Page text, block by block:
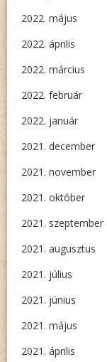
2022. május
2022. április
2022. március
2022. február
2022. január
2021. december
2021. november
2021. október
2021. szeptember
2021. augusztus
2021. július
2021. június
2021. május
2021. április